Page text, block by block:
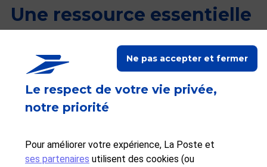
Le respect de votre vie privée,
notre priorité
Pour améliorer votre expérience, La Poste et
ses partenaires utilisent des cookies (ou
Ne pas accepter et fermer
Une ressource essentielle
pour les DRH et
responsables RH
Que vous soyez une entreprise publique, privée ou une
synthétique de vos obligations en matière de protection
des données de vos bulletins de paie.